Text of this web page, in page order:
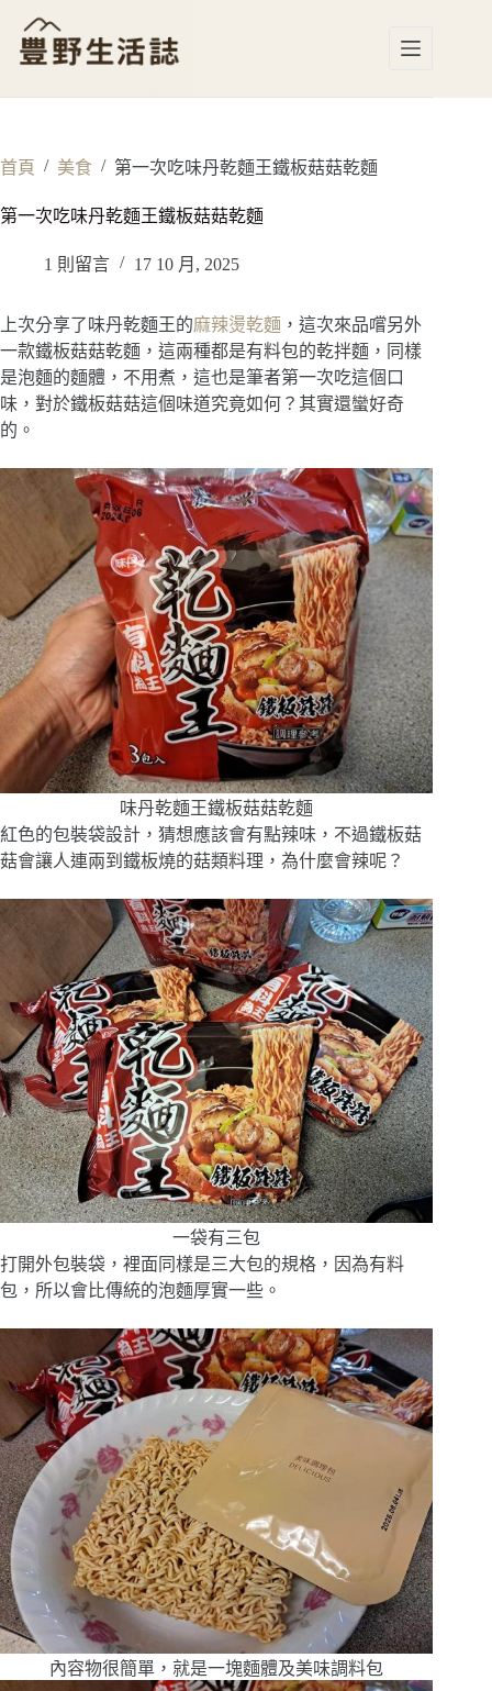
首頁 / 美食 / 第一次吃味丹乾麵王鐵板菇菇乾麵
第一次吃味丹乾麵王鐵板菇菇乾麵
1 則留言 17 10 月, 2025
上次分享了味丹乾麵王的麻辣燙乾麵 ，這次來品嚐另外
一款鐵板菇菇乾麵，這兩種都是有料包的乾拌麵，同樣
是泡麵的麵體，不用煮，這也是筆者第一次吃這個口
味，對於鐵板菇菇這個味道究竟如何？其實還蠻好奇
的。
味丹乾麵王鐵板菇菇乾麵
紅色的包裝袋設計，猜想應該會有點辣味，不過鐵板菇
菇會讓人連兩到鐵板燒的菇類料理，為什麼會辣呢？
一袋有三包
打開外包裝袋，裡面同樣是三大包的規格，因為有料
包，所以會比傳統的泡麵厚實一些。
內容物很簡單，就是一塊麵體及美味調料包